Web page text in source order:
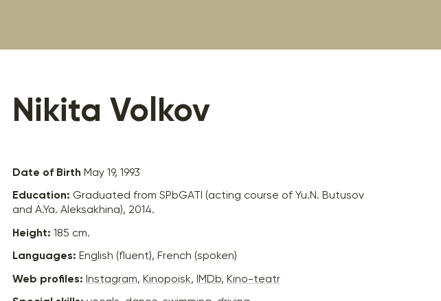
Nikita Volkov
Date of Birth May 19, 1993
Education: Graduated from SPbGATI (acting course of Yu.N. Butusov
and A.Ya. Aleksakhina), 2014.
Height: 185 cm.
Languages: English (fluent), French (spoken)
Web profiles: Instagram, Kinopoisk, IMDb, Kino-teatr